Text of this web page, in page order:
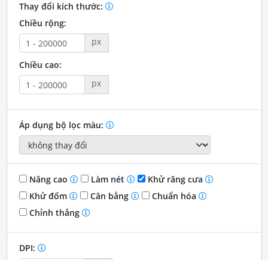
Thay đổi kích thước:
Chiều rộng:
px
Chiều cao:
px
Áp dụng bộ lọc màu:
Nâng cao Làm nét
Khử răng cưa
Khử đốm
Cân bằng
Chuẩn hóa
Chỉnh thẳng
DPI: